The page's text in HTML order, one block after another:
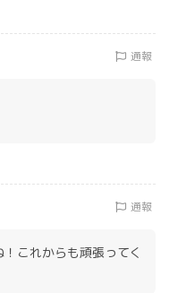
通報
通報
これからも頑張ってく